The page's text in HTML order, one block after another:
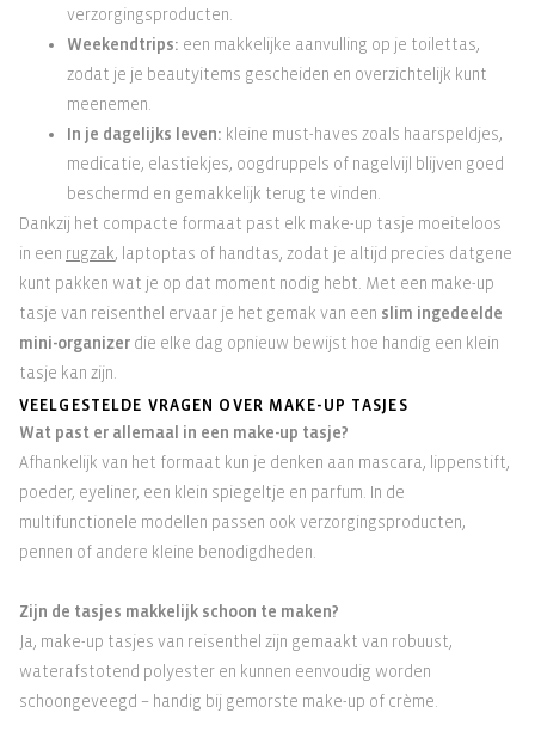
verzorgingsproducten.
Weekendtrips: een makkelijke aanvulling op je toilettas,
zodat je je beautyitems gescheiden en overzichtelijk kunt
meenemen.
In je dagelijks leven: kleine must-haves zoals haarspeldjes,
medicatie, elastiekjes, oogdruppels of nagelvijl blijven goed
beschermd en gemakkelijk terug te vinden.
Dankzij het compacte formaat past elk make-up tasje moeiteloos
in een rugzak, laptoptas of handtas, zodat je altijd precies datgene
kunt pakken wat je op dat moment nodig hebt. Met een make-up
tasje van reisenthel ervaar je het gemak van een slim ingedeelde
mini-organizer die elke dag opnieuw bewijst hoe handig een klein
tasje kan zijn.
VEELGESTELDE VRAGEN OVER MAKE-UP TASJES
Wat past er allemaal in een make-up tasje?
Afhankelijk van het formaat kun je denken aan mascara, lippenstift,
poeder, eyeliner, een klein spiegeltje en parfum. In de
multifunctionele modellen passen ook verzorgingsproducten,
pennen of andere kleine benodigdheden.
Zijn de tasjes makkelijk schoon te maken?
Ja, make-up tasjes van reisenthel zijn gemaakt van robuust,
waterafstotend polyester en kunnen eenvoudig worden
schoongeveegd – handig bij gemorste make-up of crème.